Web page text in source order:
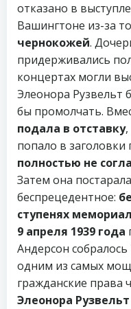
отказано в
Вашингтоне из-за
чернокожей.
придерживались
концертах могли
Элеонора Рузвельт
бы промолчать.
подала в отставку
попало в заголовки
полностью не
Затем она
беспрецедентное:
ступенях
9 апреля 1939 года
Андерсон собралось
одним из самых
гражданские права
Элеонора